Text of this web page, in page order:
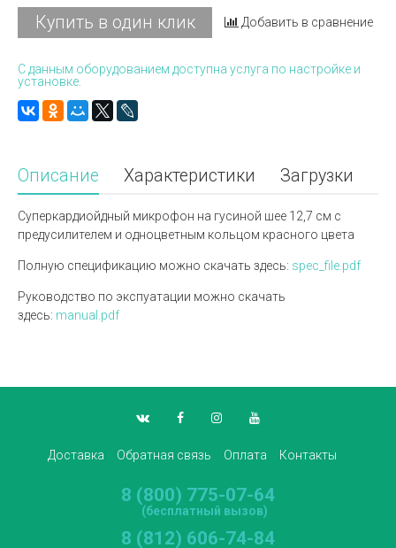
Купить в один клик Добавить в сравнение
С данным оборудованием доступна услуга по настройке и
установке.
Описание Характеристики Загрузки
Суперкардиойдный микрофон на гусиной шее 12,7 см с
предусилителем и одноцветным кольцом красного цвета
Полную спецификацию можно скачать здесь: spec_file.pdf
Руководство по экспуатации можно скачать
здесь: manual.pdf
Доставка Обратная связь Оплата Контакты
8 (800) 775-07-64
(бесплатный вызов)
8 (812) 606-74-84